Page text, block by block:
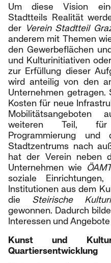
Um diese Vision
Stadtteils Realität
der Verein Stadtteil
anderem mit Themen
den Gewerbeflächen
und Kulturinitiativen
zur Erfüllung dieser
wird anteilig von den
Unternehmen
Kosten für neue
Mobilitätsangeboten
weiteren Teil, für
Programmierung
Stadtzentrums nach
hat der Verein neben
Unternehmen wie
soziale Einrichtungen,
Institutionen aus dem
die Steirische
gewonnen. Dadurch
Interessen und
Kunst und
Quartiersentwicklung